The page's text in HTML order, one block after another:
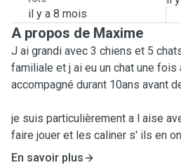
il y a 8 mois
A propos de Maxime
J ai grandi avec 3 chiens et 5
familiale et j ai eu un chat une fois
accompagné durant 10ans avant
je suis particulièrement a l aise
faire jouer et les caliner s' ils en
forcer (les chats ont souvent
En savoir plus